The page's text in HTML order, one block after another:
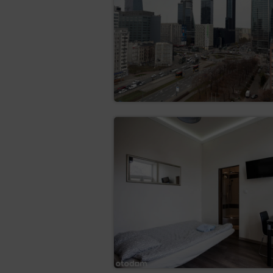
W każdym przypadku osoba,
wiadomości e-mail lub pisemnie
Zmiany Polityki Prywatności
Polityka prywatności i cookies
informacji Gościom/Użytkownikom.
Cookies
Serwis realizuje funkcje
poprzez dobrowolnie
poprzez zapisywanie
Pliki cookies stanowią dane
i przeznaczone są do
na urządzeniu końcowym
Serwis korzysta z plików
korzystanie przez Serwis
się komunikatu o
Zgoda, o której mowa w
skorzystać z opcji:
Administrator danych